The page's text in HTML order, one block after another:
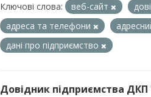
Ключові слова: веб-сайт
адреса та телефони
дані про підприємство
Довідник підприємства